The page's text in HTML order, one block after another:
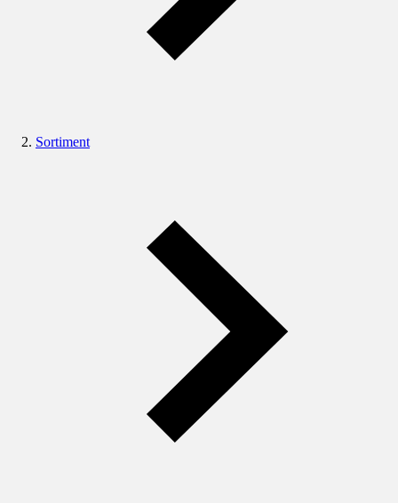
Sortiment